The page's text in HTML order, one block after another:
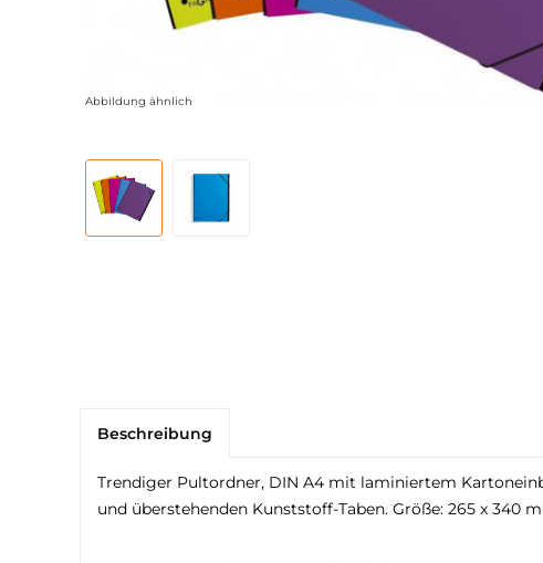
Abbildung ähnlich
Beschreibung
Trendiger Pultordner, DIN A4 mit laminiertem
und überstehenden Kunststoff-Taben. Größe: 265 x 340